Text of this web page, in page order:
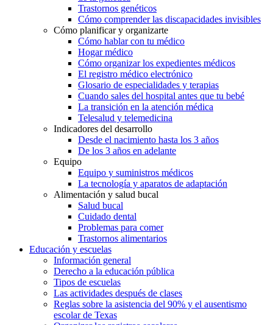
Trastornos genéticos
Cómo comprender las discapacidades invisibles
Cómo planificar y organizarte
Cómo hablar con tu médico
Hogar médico
Cómo organizar los expedientes médicos
El registro médico electrónico
Glosario de especialidades y terapias
Cuando sales del hospital antes que tu bebé
La transición en la atención médica
Telesalud y telemedicina
Indicadores del desarrollo
Desde el nacimiento hasta los 3 años
De los 3 años en adelante
Equipo
Equipo y suministros médicos
La tecnología y aparatos de adaptación
Alimentación y salud bucal
Salud bucal
Cuidado dental
Problemas para comer
Trastornos alimentarios
Educación y escuelas
Información general
Derecho a la educación pública
Tipos de escuelas
Las actividades después de clases
Reglas sobre la asistencia del 90% y el ausentismo
escolar de Texas